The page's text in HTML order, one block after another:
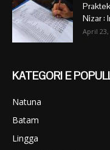
Nizar :
April 23,
KATEGORI E
Natuna
Batam
Lingga